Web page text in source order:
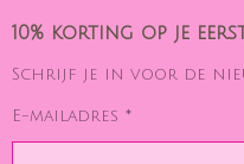
10% korting op je
Schrijf je in voor de
E-mailadres *